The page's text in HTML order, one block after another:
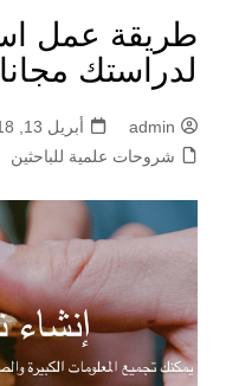
طريقة عمل
لدراستك مجانا
admin أبريل 13, 2018
شروحات علمية للباحثين